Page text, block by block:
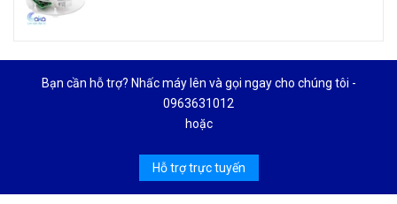
Bạn cần hỗ trợ? Nhấc máy lên và gọi ngay cho chúng tôi -
0963631012
hoặc
Hỗ trợ trực tuyến